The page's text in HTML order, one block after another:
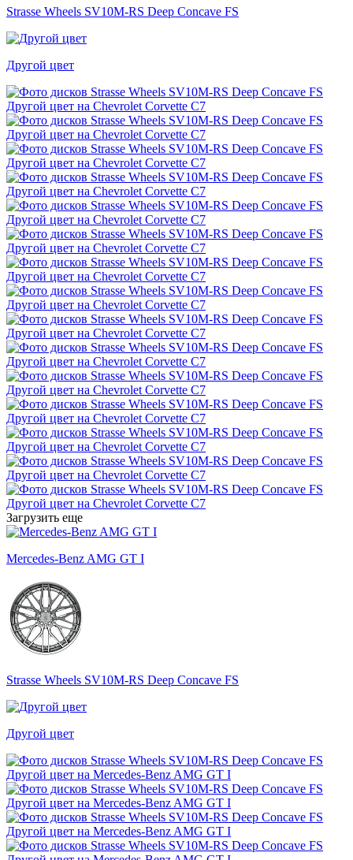
Strasse Wheels SV10M-RS Deep Concave FS
Другой цвет
Загрузить еще
Mercedes-Benz AMG GT I
Strasse Wheels SV10M-RS Deep Concave FS
Другой цвет